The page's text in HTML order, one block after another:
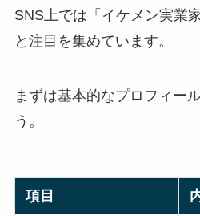
SNS上では「イケメン実業
と注目を集めています。
まずは基本的なプロフィー
う。
項目